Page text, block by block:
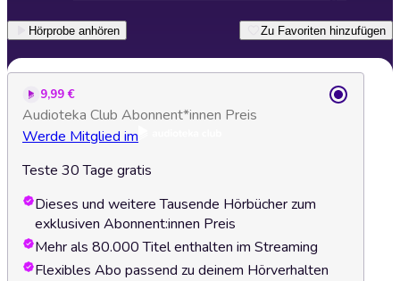
Hörprobe anhören Zu Favoriten hinzufügen
9,99 €
Audioteka Club Abonnent*innen Preis
Werde Mitglied im
Teste 30 Tage gratis
Dieses und weitere Tausende Hörbücher zum
exklusiven Abonnent:innen Preis
Mehr als 80.000 Titel enthalten im Streaming
Flexibles Abo passend zu deinem Hörverhalten